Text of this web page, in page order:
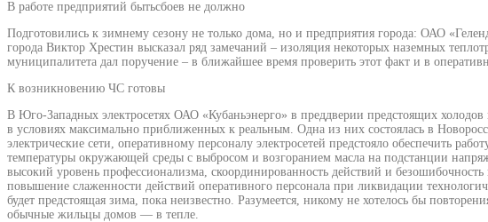
В работе предприятий бытьсбоев не должно
Подготовились к зимнему сезону не только дома, но и предприятия города: ОАО
города Виктор Хрестин высказал ряд замечаний – изоляция некоторых наземных
муниципалитета дал поручение – в ближайшее время проверить этот факт и в
К возникновению ЧС готовы
В Юго-Западных электросетях ОАО «Кубаньэнерго» в преддверии предстоящих
в условиях максимально приближенных к реальным. Одна из них состоялась в
электрические сети, оперативному персоналу электросетей предстояло обеспечить
температуры окружающей среды с выбросом и возгоранием масла на подстанции
высокий уровень профессионализма, скоординированность действий и
повышение слаженности действий оперативного персонала при ликвидации
будет предстоящая зима, пока неизвестно. Разумеется, никому не хотелось бы
обычные жильцы домов — в тепле.